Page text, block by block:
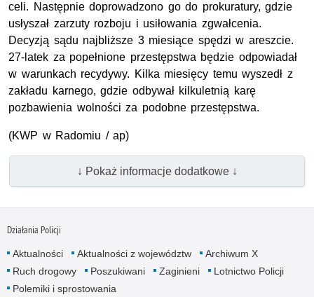
celi. Następnie doprowadzono go do prokuratury, gdzie
usłyszał zarzuty rozboju i usiłowania zgwałcenia.
Decyzją sądu najbliższe 3 miesiące spędzi w areszcie.
27-latek za popełnione przestępstwa będzie odpowiadał
w warunkach recydywy. Kilka miesięcy temu wyszedł z
zakładu karnego, gdzie odbywał kilkuletnią karę
pozbawienia wolności za podobne przestępstwa.
(KWP w Radomiu / ap)
↓ Pokaż informacje dodatkowe ↓
Działania Policji
Aktualności Aktualności z województw
Archiwum X
Ruch drogowy
Poszukiwani Zaginieni
Lotnictwo Policji
Polemiki i sprostowania